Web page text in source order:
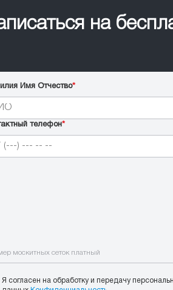
на
Имя Отчество*
телефон*
москитных сеток платный
Я согласен на обработку и передачу